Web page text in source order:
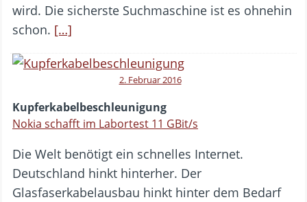
wird. Die sicherste Suchmaschine ist es ohnehin
schon. […]
2. Februar 2016
Kupferkabelbeschleunigung
Nokia schafft im Labortest 11 GBit/s
Die Welt benötigt ein schnelles Internet.
Deutschland hinkt hinterher. Der
Glasfaserkabelausbau hinkt hinter dem Bedarf